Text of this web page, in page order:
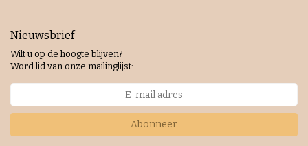
Nieuwsbrief
Wilt u op de hoogte blijven?
Word lid van onze mailinglijst:
Abonneer